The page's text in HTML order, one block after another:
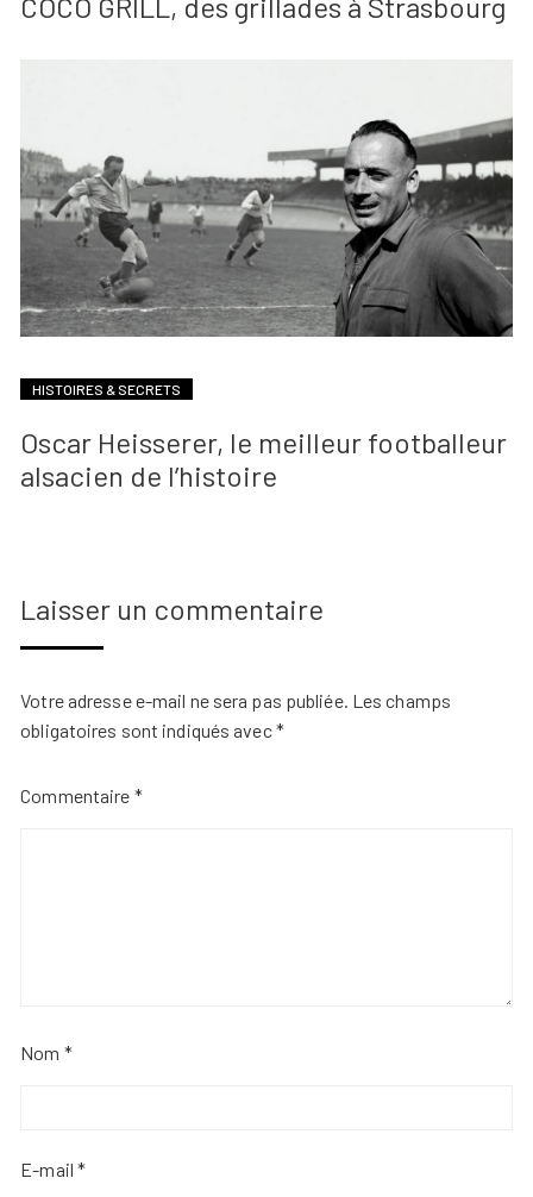
HISTOIRES & SECRETS
Oscar Heisserer, le meilleur footballeur
alsacien de l’histoire
Laisser un commentaire
Votre adresse e-mail ne sera pas publiée. Les champs
obligatoires sont indiqués avec*
Commentaire *
Nom *
E-mail*